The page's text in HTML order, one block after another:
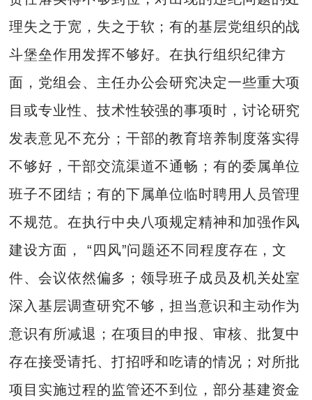
理失之于宽，失之于软；有的基层党组织的战
斗堡垒作用发挥不够好。在执行组织纪律方
面，党组会、主任办公会研究决定一些重大项
目或专业性、技术性较强的事项时，讨论研究
发表意见不充分；干部的教育培养制度落实得
不够好，干部交流渠道不通畅；有的委属单位
班子不团结；有的下属单位临时聘用人员管理
不规范。在执行中央八项规定精神和加强作风
建设方面， “四风”问题还不同程度存在，文
件、会议依然偏多；领导班子成员及机关处室
深入基层调查研究不够，担当意识和主动作为
意识有所减退；在项目的申报、审核、批复中
存在接受请托、打招呼和吃请的情况；对所批
项目实施过程的监管还不到位，部分基建资金